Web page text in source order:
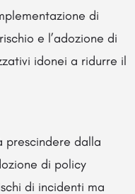
di
e l’adozione di
idonei a ridurre il
prescindere dalla
di policy
di incidenti ma